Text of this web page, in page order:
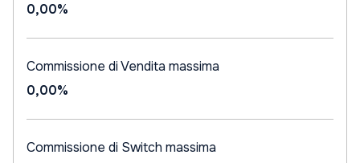
0,00%
Commissione di Vendita massima
0,00%
Commissione di Switch massima